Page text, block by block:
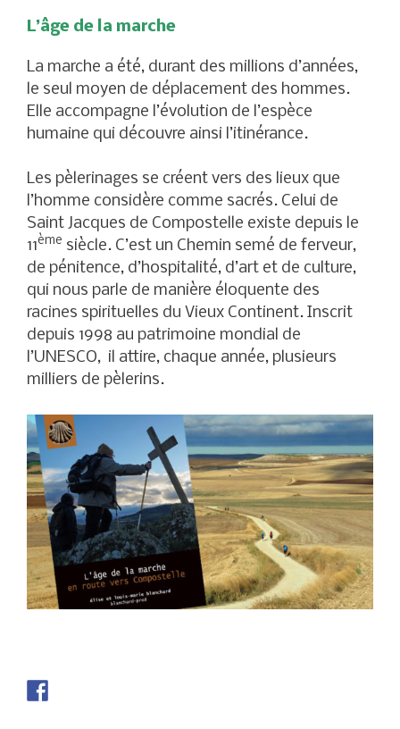
L’âge de la marche
La marche a été, durant des millions d’années,
le seul moyen de déplacement des hommes.
Elle accompagne l’évolution de l’espèce
humaine qui découvre ainsi l’itinérance.
Les pèlerinages se créent vers des lieux que
l’homme considère comme sacrés. Celui de
Saint Jacques de Compostelle existe depuis le
11ème siècle. C’est un Chemin semé de ferveur,
de pénitence, d’hospitalité, d’art et de culture,
qui nous parle de manière éloquente des
racines spirituelles du Vieux Continent. Inscrit
depuis 1998 au patrimoine mondial de
l’UNESCO, il attire, chaque année, plusieurs
milliers de pèlerins.